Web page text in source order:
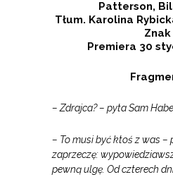
Patterson,
Tłum. Karolina
Znak
Premiera 30
– Zdrajca? – pyta Sam
– To musi być ktoś z was –
zaprzeczę:
pewną ulgę. Od czterech